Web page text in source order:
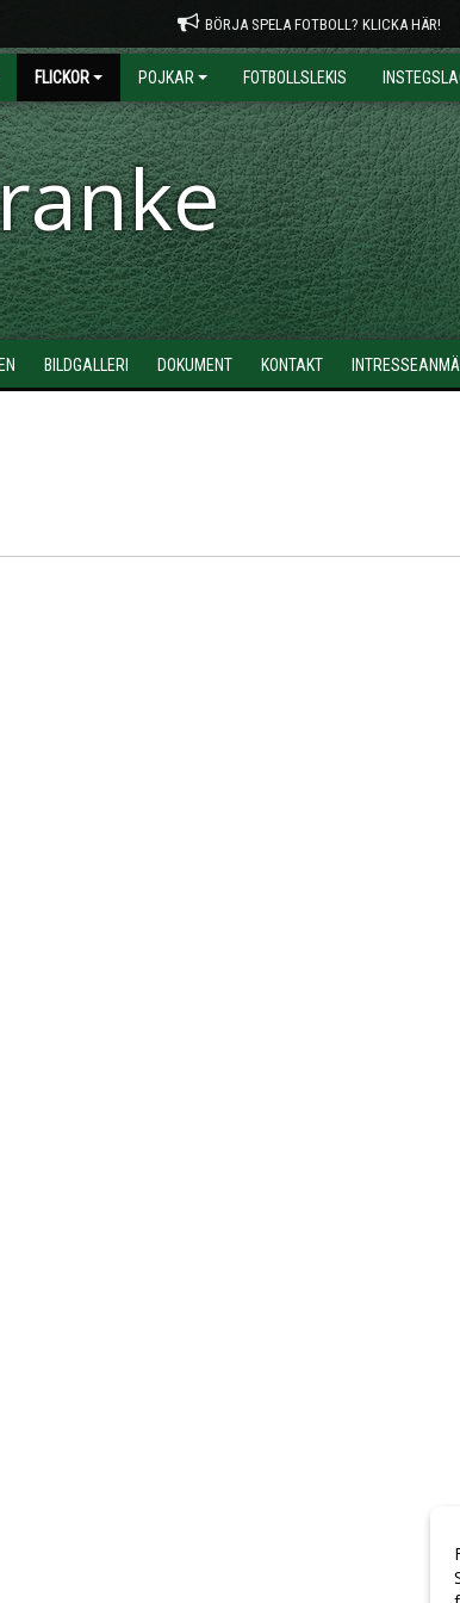
BÖRJA SPELA FOTBOLL? KLICKA HÄR!
FLICKOR POJKAR FOTBOLLSLEKIS
BILDGALLERI DOKUMENT KONTAKT